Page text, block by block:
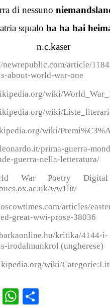
di nessuno
squalo ha ha hai
n.c.kaser
article/
about-world-war-one
wiki/
wiki/
wiki/
prima-guerra-
guerra-nella-letteratura/
War Poetry Digital
ww1lit/
articles/
great-wwi-prose-38036
kritika/4144-i-
irodalmunkrol (ungherese)
wiki/
EmailWhatsApp